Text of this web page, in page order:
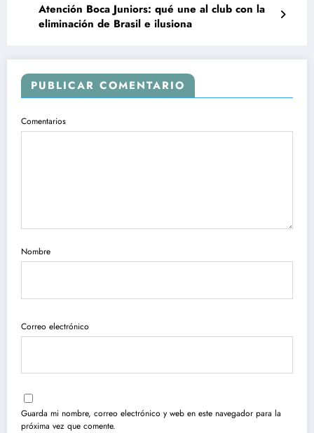
Atención Boca Juniors: qué une al club con la
eliminación de Brasil e ilusiona
PUBLICAR COMENTARIO
Comentarios
Nombre
Correo electrónico
Guarda mi nombre, correo electrónico y web en este navegador para la
próxima vez que comente.